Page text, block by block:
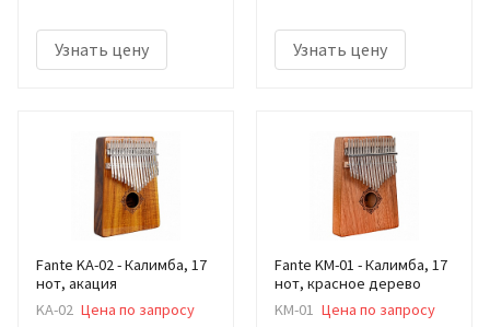
Узнать цену Узнать цену
Fante KA-02 - Калимба, 17
нот, акация
KA-02 Цена по запросу
Fante KM-01 - Калимба, 17
нот, красное дерево
KM-01 Цена по запросу